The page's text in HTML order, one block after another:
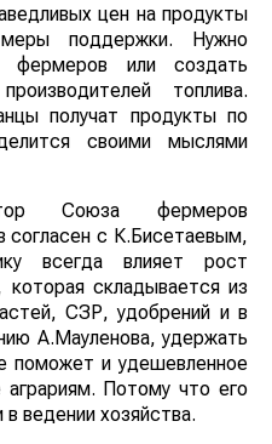
цен на продукты
поддержки. Нужно
фермеров или создать
топлива.
получат продукты по
своими мыслями
Союза фермеров
согласен с К.Бисетаевым,
всегда влияет рост
складывается из
СЗР, удобрений и в
А.Мауленова, удержать
поможет и удешевленное
аграриям. Потому что его
ведении хозяйства.